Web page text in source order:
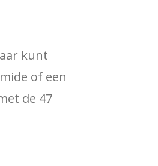
kunt
of een
de 47